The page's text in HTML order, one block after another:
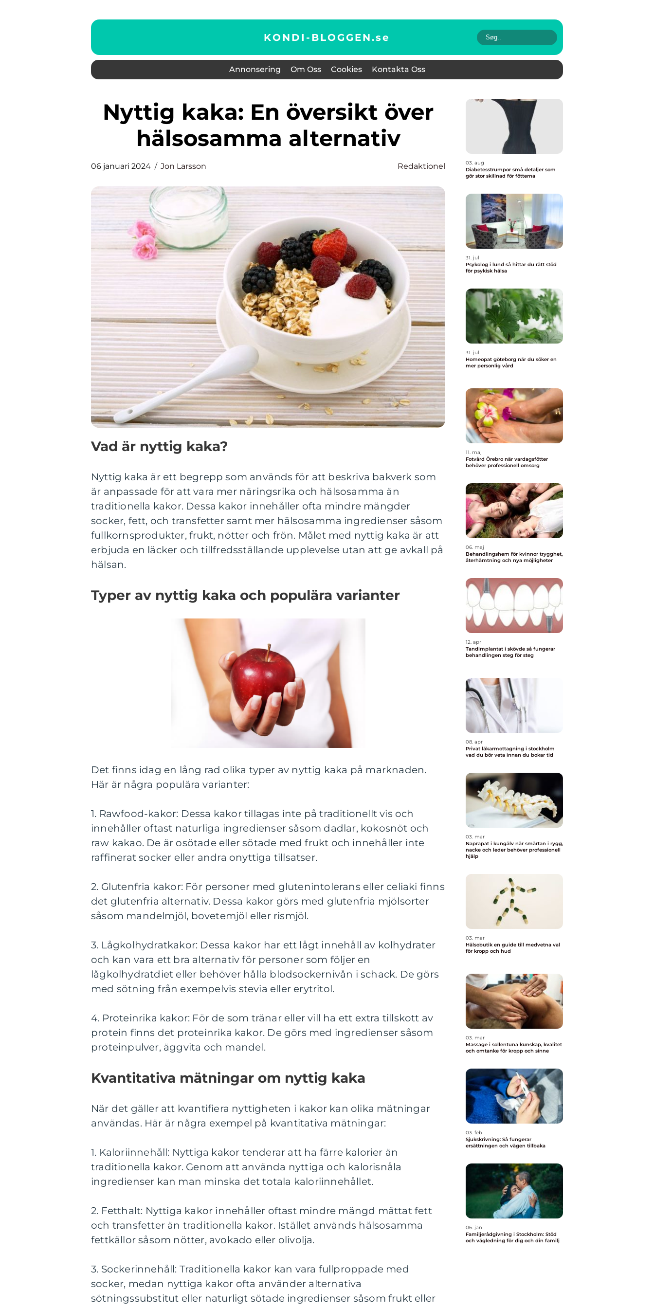
KONDI-BLOGGEN.se
Annonsering Om Oss Cookies Kontakta Oss
Nyttig kaka: En översikt över
hälsosamma alternativ
06 januari 2024 Jon Larsson Redaktionel
Vad är nyttig kaka?
Nyttig kaka är ett begrepp som används för att beskriva bakverk som
är anpassade för att vara mer näringsrika och hälsosamma än
traditionella kakor. Dessa kakor innehåller ofta mindre mängder
socker, fett, och transfetter samt mer hälsosamma ingredienser såsom
fullkornsprodukter, frukt, nötter och frön. Målet med nyttig kaka är att
erbjuda en läcker och tillfredsställande upplevelse utan att ge avkall på
hälsan.
Typer av nyttig kaka och populära varianter
Det finns idag en lång rad olika typer av nyttig kaka på marknaden.
Här är några populära varianter:
1. Rawfood-kakor: Dessa kakor tillagas inte på traditionellt vis och
innehåller oftast naturliga ingredienser såsom dadlar, kokosnöt och
raw kakao. De är osötade eller sötade med frukt och innehåller inte
raffinerat socker eller andra onyttiga tillsatser.
2. Glutenfria kakor: För personer med glutenintolerans eller celiaki finns
det glutenfria alternativ. Dessa kakor görs med glutenfria mjölsorter
såsom mandelmjöl, bovetemjöl eller rismjöl.
3. Lågkolhydratkakor: Dessa kakor har ett lågt innehåll av kolhydrater
och kan vara ett bra alternativ för personer som följer en
lågkolhydratdiet eller behöver hålla blodsockernivån i schack. De görs
med sötning från exempelvis stevia eller erytritol.
4. Proteinrika kakor: För de som tränar eller vill ha ett extra tillskott av
protein finns det proteinrika kakor. De görs med ingredienser såsom
proteinpulver, äggvita och mandel.
Kvantitativa mätningar om nyttig kaka
När det gäller att kvantifiera nyttigheten i kakor kan olika mätningar
användas. Här är några exempel på kvantitativa mätningar:
1. Kaloriinnehåll: Nyttiga kakor tenderar att ha färre kalorier än
traditionella kakor. Genom att använda nyttiga och kalorisnåla
ingredienser kan man minska det totala kaloriinnehållet.
2. Fetthalt: Nyttiga kakor innehåller oftast mindre mängd mättat fett
och transfetter än traditionella kakor. Istället används hälsosamma
fettkällor såsom nötter, avokado eller olivolja.
3. Sockerinnehåll: Traditionella kakor kan vara fullproppade med
socker, medan nyttiga kakor ofta använder alternativa
sötningssubstitut eller naturligt sötade ingredienser såsom frukt eller
03. aug
Diabetesstrumpor små detaljer som
gör stor skillnad för fötterna
31. jul
Psykolog i lund så hittar du rätt stöd
för psykisk hälsa
31. jul
Homeopat göteborg när du söker en
mer personlig vård
11. maj
Fotvård Örebro när vardagsfötter
behöver professionell omsorg
06. maj
Behandlingshem för kvinnor trygghet,
återhämtning och nya möjligheter
12. apr
Tandimplantat i skövde så fungerar
behandlingen steg för steg
08. apr
Privat läkarmottagning i stockholm
vad du bör veta innan du bokar tid
03. mar
Naprapat i kungälv när smärtan i rygg,
nacke och leder behöver professionell
hjälp
03. mar
Hälsobutik en guide till medvetna val
för kropp och hud
03. mar
Massage i sollentuna kunskap, kvalitet
och omtanke för kropp och sinne
03. feb
Sjukskrivning: Så fungerar
ersättningen och vägen tillbaka
06. jan
Familjerådgivning i Stockholm: Stöd
och vägledning för dig och din familj